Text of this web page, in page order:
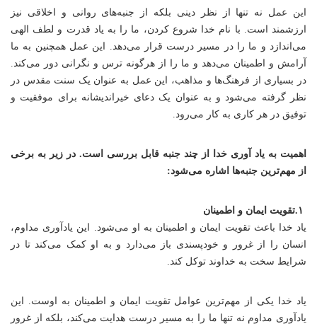
این عمل نه تنها از نظر دینی بلکه از جنبه‌های روانی و اخلاقی نیز
ارزشمند است. با نام خدا شروع کردن، ما را به یاد قدرت و لطف الهی
می‌اندازد و ما را در مسیر درست قرار می‌دهد. این عمل همچنین به ما
آرامش و اطمینان می‌دهد و ما را از هرگونه ترس و نگرانی دور می‌کند.
در بسیاری از فرهنگ‌ها و مذاهب، این عمل به عنوان یک سنت مقدس در
نظر گرفته می‌شود و به عنوان یک دعای خیراندیشانه برای موفقیت و
توفیق در هر کاری به کار می‌رود.
اهمیت به یاد آوری خدا از چند جنبه قابل بررسی است. در زیر به برخی
از مهم‌ترین جنبه‌ها اشاره می‌شود:
یاد خدا باعث تقویت ایمان و اطمینان به او می‌شود. این یادآوری مداوم،
انسان را از غرور و خودپسندی باز می‌دارد و به او کمک می‌کند تا در
شرایط سخت به خداوند توکل کند.
یاد خدا یکی از مهم‌ترین عوامل تقویت ایمان و اطمینان به اوست. این
یادآوری مداوم نه تنها ما را به مسیر درست هدایت می‌کند، بلکه از غرور